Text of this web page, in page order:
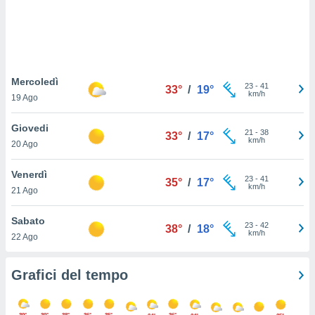
ti
installati
per
nel
o
Mercoledì
19 Ago
33° / 19° 23- 41
km/h
Giovedi
20 Ago
33° / 17° 21 - 38
km/h
Venerdì
21 Ago
35° / 17° 23- 41
km/h
Sabato
22 Ago
38° / 18° 23- 42
km/h
Grafici del tempo